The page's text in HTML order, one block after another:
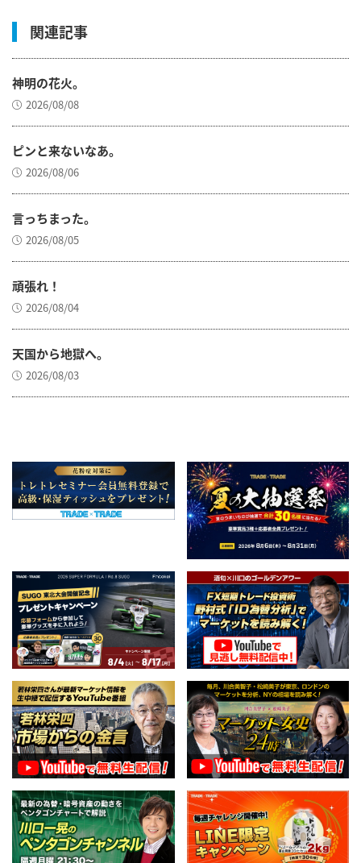
関連記事
神明の花火。
2026/08/08
ピンと来ないなあ。
2026/08/06
言っちまった。
2026/08/05
頑張れ！
2026/08/04
天国から地獄へ。
2026/08/03